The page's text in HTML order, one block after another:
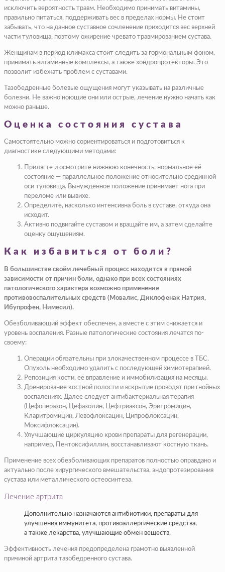
исключить вероятность травм. Необходимо принимать витамины,
правильно питаться, поддерживать вес в пределах нормы. Не стоит
забывать, что на данное суставное сочленение приходится вес верхней
части туловища, поэтому ожирение чревато травмированием сустава.
Женщинам в период климакса стоит следить за гормональным фоном,
принимать витаминные комплексы, а также хондропротекторы. Это
позволит избежать проблем с суставами.
Тазобедренные болевые ощущения могут указывать на различные
болезни. Не важно ноющие они или острые, лечение нужно начать как
можно раньше.
Оценка состояния сустава
Самостоятельно можно сориентироваться и подготовиться к
диагностике следующими методами:
Прилягте и осмотрите нижнюю конечность, нормальное её
состояние — параллельное положение относительно срединной
оси туловища. Вынужденное положение принимает нога при
переломе или вывихе.
Определите, насколько интенсивна боль в суставе, откуда она
исходит.
Активно подвигайте суставом и вращайте им, а затем сделайте
оценку ощущениям.
Как избавиться от боли?
В большинстве своём лечебный процесс находится в прямой
зависимости от причин боли, однако при всех состояниях
патологического характера возможно применение
противовоспалительных средств (Мовалис, Диклофенак Натрия,
Ибупрофен, Нимесил).
Обезболивающий эффект обеспечен, а вместе с этим снижается и
уровень воспаления. Разные патологические состояния лечатся по-
своему:
Операции обязательны при злокачественном процессе в ТБС.
Опухоль необходимо удалить с последующей химиотерапией.
Репозиция кости, её вправление и иммобилизация на месяцы.
Дренирование костной полости и вскрытие проводят при гнойных
воспалениях. Далее следует антибактериальная терапия
(Цефоперазон, Цефазолин, Цефтриаксон, Эритромицин,
Кларитромицин, Левофлоксацин, Ципрофлоксацин,
Моксифлоксацин).
Улучшающие циркуляцию крови препараты для регенерации,
например, Пентоксифиллин, восстанавливают костную ткань.
Применение всех обезболивающих препаратов полностью оправдано и
актуально после хирургического вмешательства, эндопротезирования
сустава или металлического остеосинтеза.
Лечение артрита
Дополнительно назначаются антибиотики, препараты для
улучшения иммунитета, противоаллергические средства,
а также лекарства, улучшающие обмен веществ.
Эффективность лечения предопределена грамотно выявленной
причиной артрита тазобедренного сустава.